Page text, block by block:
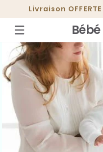
PASSER
AU
CONTENU
Livraison
PASSER AUX
INFORMATIONS
PRODUITS